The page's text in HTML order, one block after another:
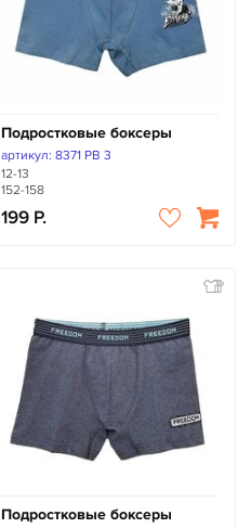
Подростковые боксеры
артикул: 8371 PB 3
12-13
152-158
199
Подростковые боксеры